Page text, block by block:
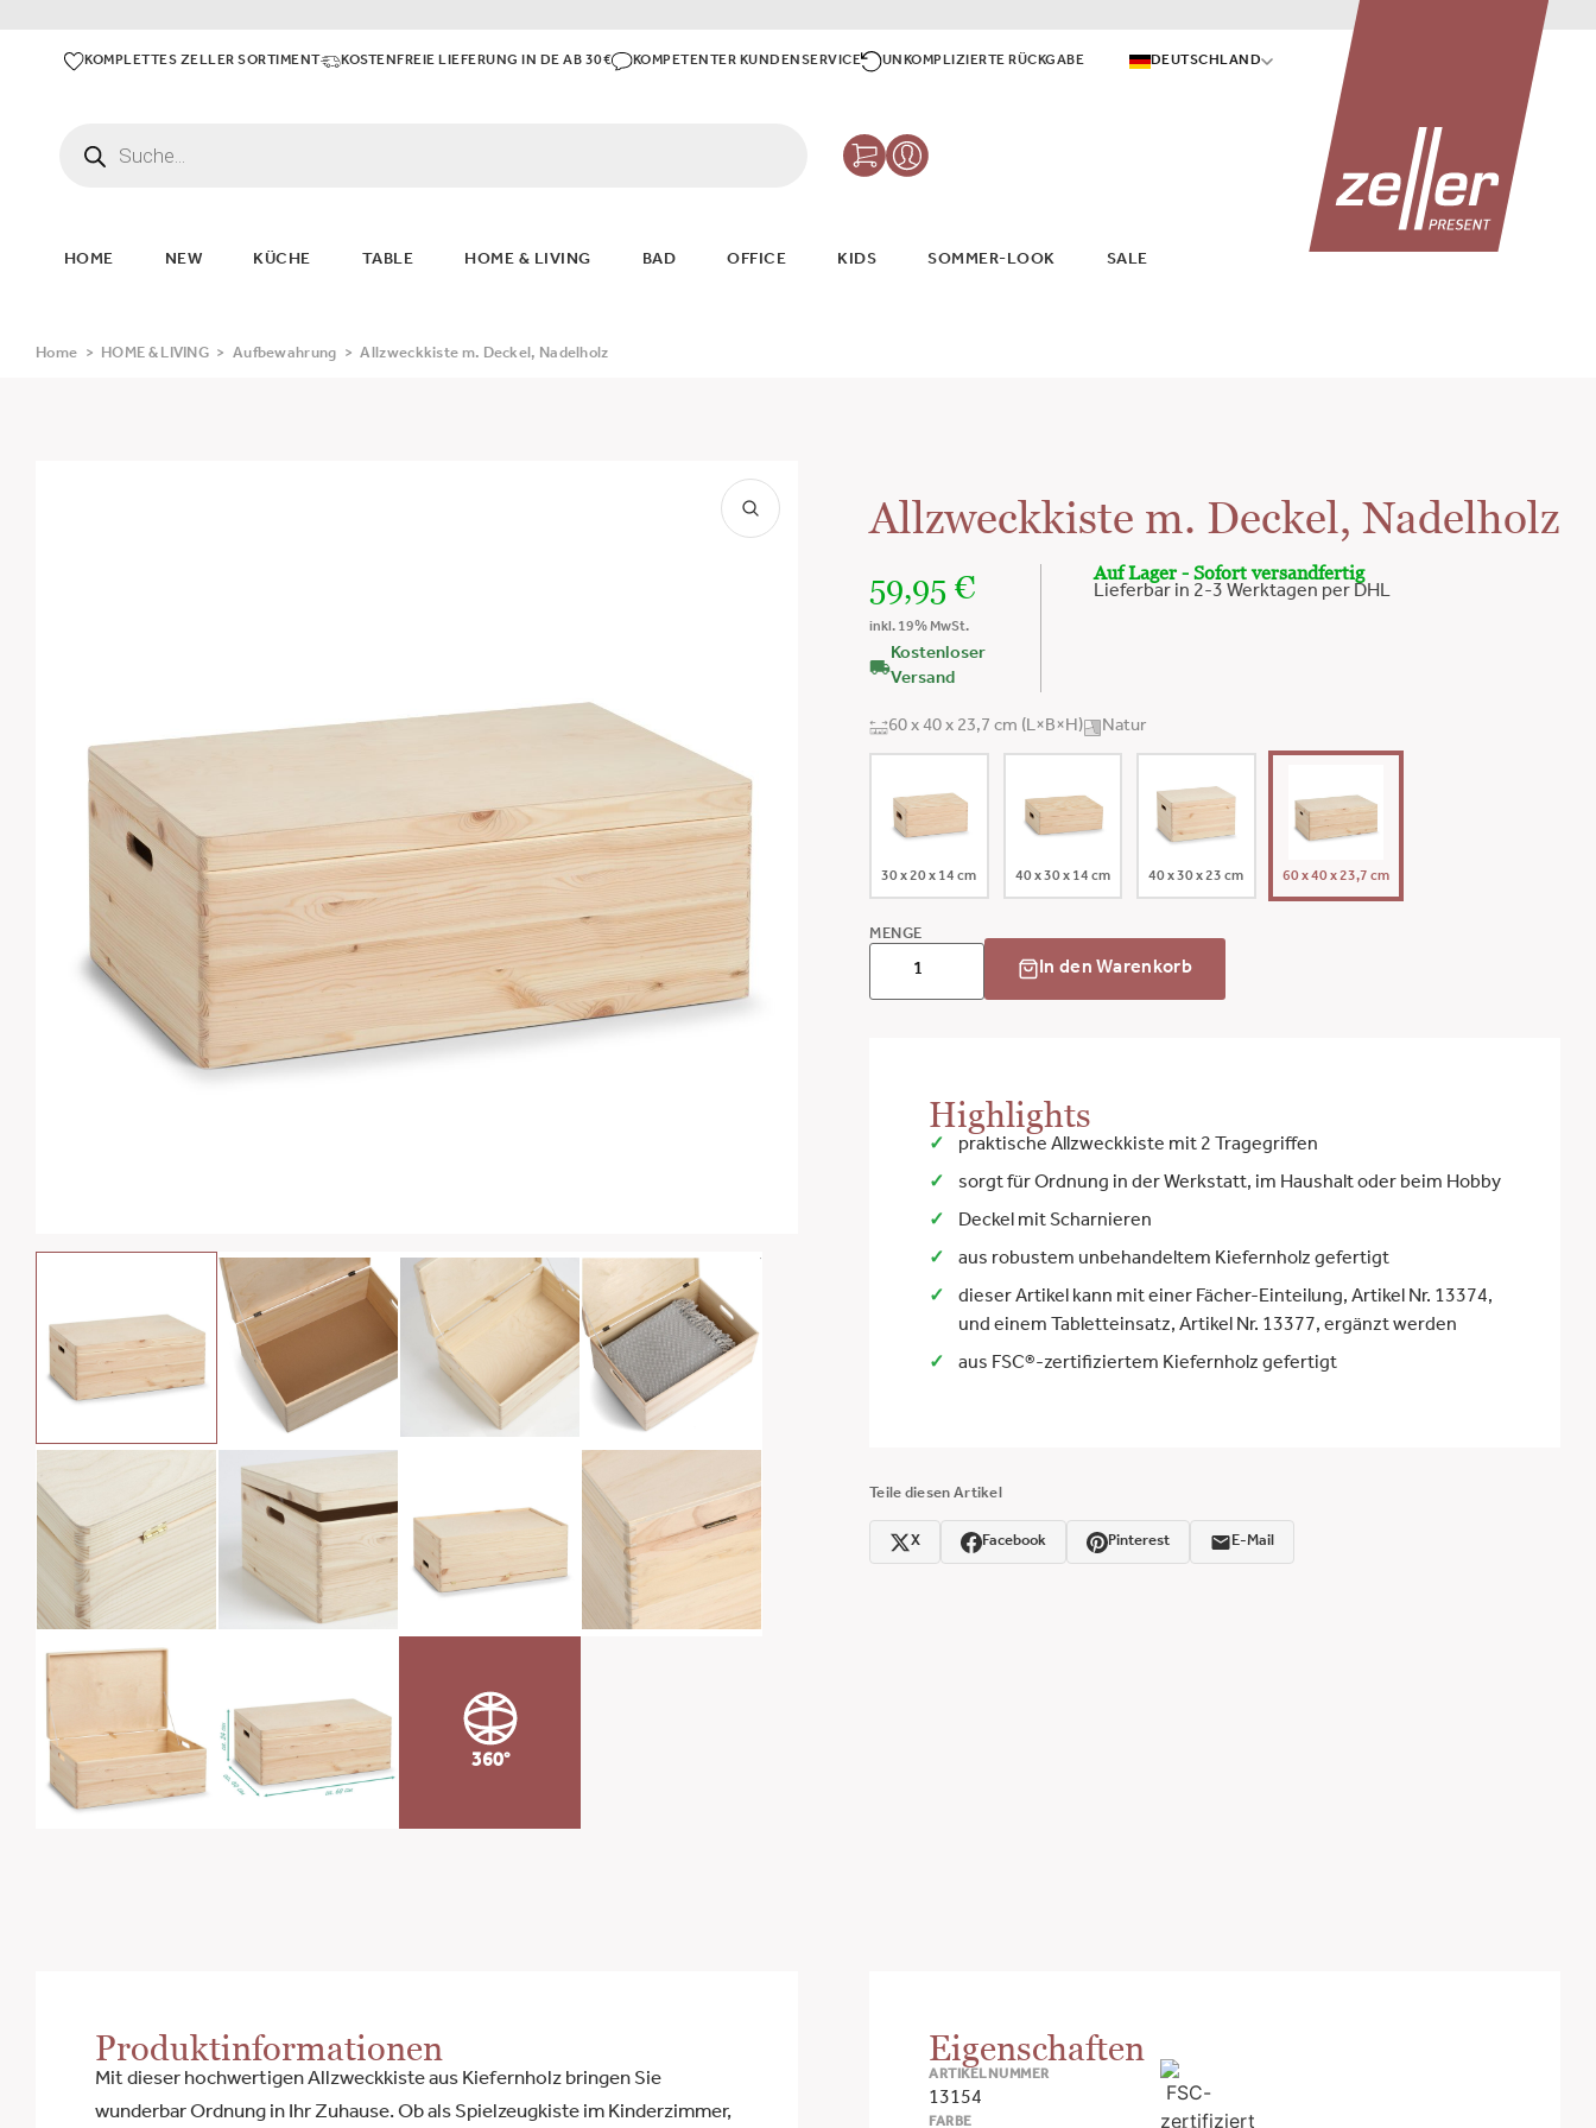
KOMPLETTES ZELLER SORTIMENT KOSTENFREIE LIEFERUNG IN DE AB 30€ KOMPETENTER KUNDENSERVICE UNKOMPLIZIERTE RÜCKGABE DEUTSCHLAND
HOME NEW KÜCHE TABLE HOME & LIVING BAD OFFICE KIDS SOMMER-LOOK SALE
Home > HOME & LIVING > Aufbewahrung > Allzweckkiste m. Deckel, Nadelholz
360°
Allzweckkiste m. Deckel, Nadelholz
59,95 €
inkl. 19% MwSt.
Kostenloser
Versand
Auf Lager - Sofort versandfertig
Lieferbar in 2-3 Werktagen per DHL
60 x 40 x 23,7 cm (L×B×H) Natur
30 x 20 x 14 cm 40 x 30 x 14 cm 40 x 30 x 23 cm 60 x 40 x 23,7 cm
MENGE
In den Warenkorb
Highlights
praktische Allzweckkiste mit 2 Tragegriffen
sorgt für Ordnung in der Werkstatt, im Haushalt oder beim Hobby
Deckel mit Scharnieren
aus robustem unbehandeltem Kiefernholz gefertigt
dieser Artikel kann mit einer Fächer-Einteilung, Artikel Nr. 13374,
und einem Tabletteinsatz, Artikel Nr. 13377, ergänzt werden
aus FSC®-zertifiziertem Kiefernholz gefertigt
Teile diesen Artikel
X Facebook Pinterest E-Mail
Produktinformationen
Mit dieser hochwertigen Allzweckkiste aus Kiefernholz bringen Sie
wunderbar Ordnung in Ihr Zuhause. Ob als Spielzeugkiste im Kinderzimmer,
Eigenschaften
ARTIKELNUMMER
13154
FARBE